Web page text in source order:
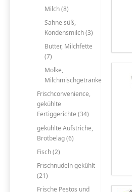
Milch (8)
Sahne süß,
Kondensmilch (3)
Butter, Milchfette
(7)
Molke,
Milchmischgetränke
Frischconvenience,
gekühlte
Fertiggerichte (34)
gekühlte Aufstriche,
Brotbelag (6)
Fisch (2)
Frischnudeln gekühlt
(21)
Frische Pestos und